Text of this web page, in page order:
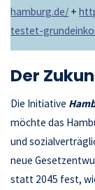
hamburg.de/ +
testet-
Der
Die Initiative
möchte das
und
neue
statt 2045 fest,